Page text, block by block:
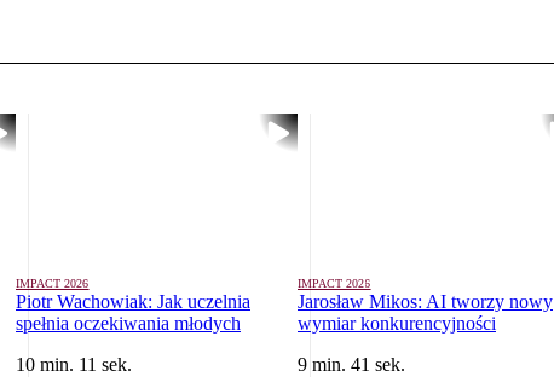
IMPACT 2026
Piotr Wachowiak: Jak uczelnia
spełnia oczekiwania młodych
10 min. 11 sek.
IMPACT 2026
Jarosław Mikos: AI tworzy nowy
wymiar konkurencyjności
9 min. 41 sek.